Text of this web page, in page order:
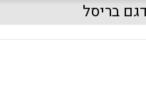
בריסל